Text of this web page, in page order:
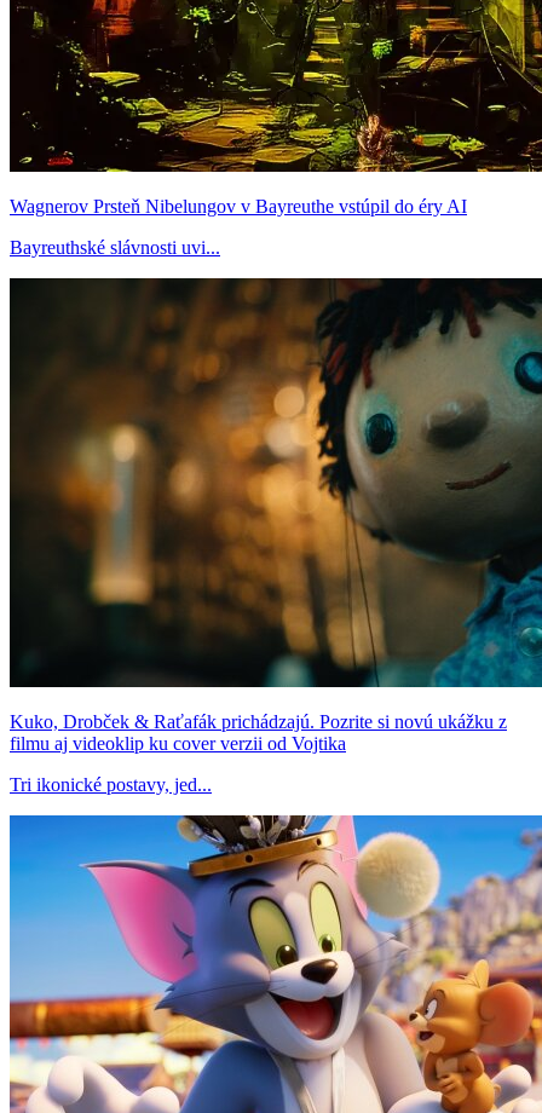
Wagnerov Prsteň Nibelungov v Bayreuthe vstúpil do éry AI
Bayreuthské slávnosti uvi...
Kuko, Drobček & Raťafák prichádzajú. Pozrite si novú ukážku z
filmu aj videoklip ku cover verzii od Vojtika
Tri ikonické postavy, jed...